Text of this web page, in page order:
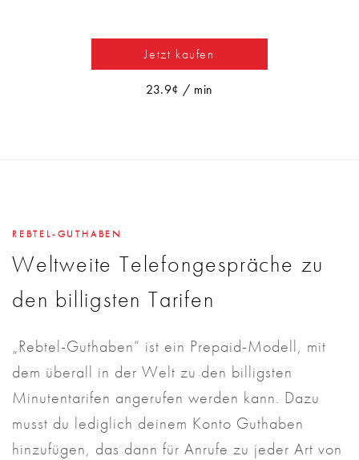
Jetzt kaufen
23.9¢ / min
REBTEL-GUTHABEN
Weltweite Telefongespräche zu
den billigsten Tarifen
„Rebtel-Guthaben“ ist ein Prepaid-Modell, mit
dem überall in der Welt zu den billigsten
Minutentarifen angerufen werden kann. Dazu
musst du lediglich deinem Konto Guthaben
hinzufügen, das dann für Anrufe zu jeder Art von